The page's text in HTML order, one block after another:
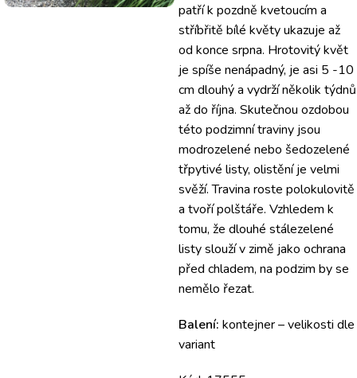
patří k pozdně kvetoucím a
stříbřitě bílé květy ukazuje až
od konce srpna. Hrotovitý květ
je spíše nenápadný, je asi 5 -10
cm dlouhý a vydrží několik týdnů
až do října. Skutečnou ozdobou
této podzimní traviny jsou
modrozelené nebo šedozelené
třpytivé listy, olistění je velmi
svěží. Travina roste polokulovitě
a tvoří polštáře. Vzhledem k
tomu, že dlouhé stálezelené
listy slouží v zimě jako ochrana
před chladem, na podzim by se
nemělo řezat.
Balení: kontejner – velikosti dle
variant